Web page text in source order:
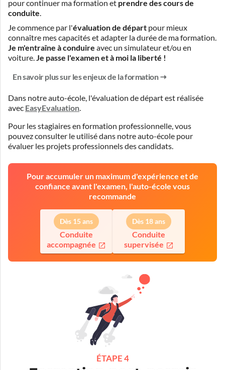
pour continuer ma formation et prendre des cours de
conduite.
Je commence par l'évaluation de départ pour mieux
connaître mes capacités et adapter la durée de ma formation.
Je m'entraîne à conduire avec un simulateur et/ou en
voiture.Je passe l'examen et à moi la liberté !
En savoir plus sur les enjeux de la formation
Dans notre auto-école, l'évaluation de départ est réalisée
avec EasyEvaluation.
Pour les stagiaires en formation professionnelle, vous
pouvez consulter le utilisé dans notre auto-école pour
évaluer les projets professionnels des candidats.
Pour accumuler un maximum d'expérience et de
confiance avant l'examen, l'auto-école vous
recommande
Dès 15 ans
Conduite
accompagnée
Dès 18 ans
Conduite
supervisée
ÉTAPE 4